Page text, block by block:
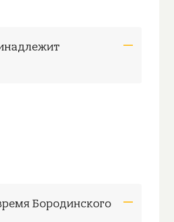
Бородинского